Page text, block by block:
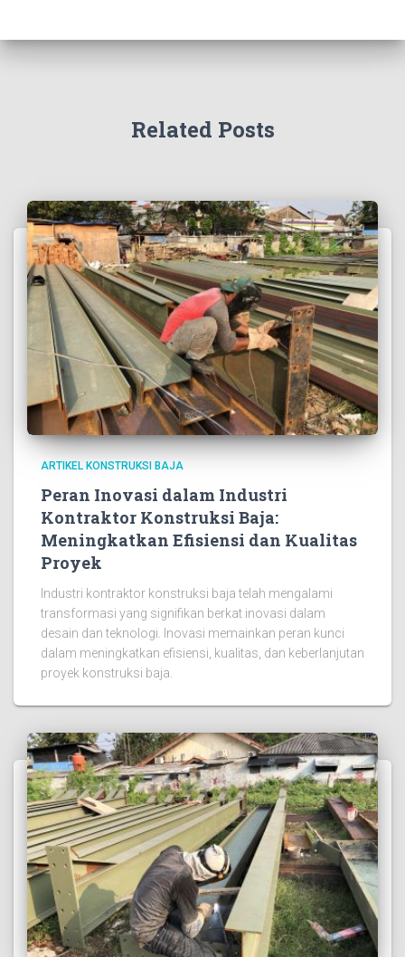
Related Posts
ARTIKEL KONSTRUKSI BAJA
Peran Inovasi dalam Industri
Kontraktor Konstruksi Baja:
Meningkatkan Efisiensi dan Kualitas
Proyek
Industri kontraktor konstruksi baja telah mengalami
transformasi yang signifikan berkat inovasi dalam
desain dan teknologi. Inovasi memainkan peran kunci
dalam meningkatkan efisiensi, kualitas, dan keberlanjutan
proyek konstruksi baja.